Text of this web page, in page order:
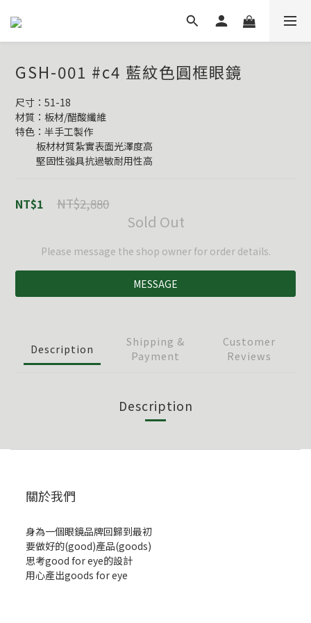
GSH-001 #c4 藍紋色圓框眼鏡
尺寸：51-18
材質：板材/醋酸纖維
特色：半手工製作
          板材材質紮實表面光澤度高
          堅固性強具抗過敏耐用性高
NT$1 NT$2,880
Sold Out
Please message the shop owner for order details.
MESSAGE
Description
Shipping &
Payment
Customer
Reviews
Description
關於我們
身為一個眼鏡品牌回歸到最初
要做好的(good)產品(goods)
思考good for eye的設計
用心產出goods for eye